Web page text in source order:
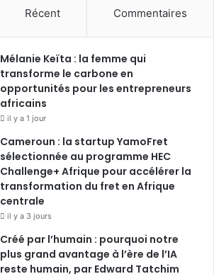
Récent Commentaires
Mélanie Keïta : la femme qui
transforme le carbone en
opportunités pour les entrepreneurs
africains
il y a 1 jour
Cameroun : la startup YamoFret
sélectionnée au programme HEC
Challenge+ Afrique pour accélérer la
transformation du fret en Afrique
centrale
il y a 3 jours
Créé par l’humain : pourquoi notre
plus grand avantage à l’ère de l’IA
reste humain, par Edward Tatchim